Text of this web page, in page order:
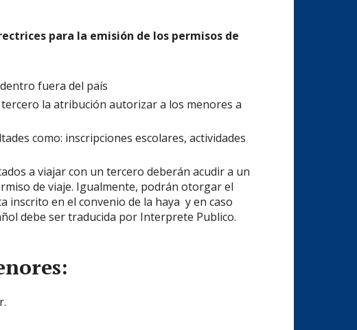
para la emisión de los permisos de
fuera del país
la atribución autorizar a los menores a
como: inscripciones escolares, actividades
a viajar con un tercero deberán acudir a un
de viaje. Igualmente, podrán otorgar el
en el convenio de la haya y en caso
debe ser traducida por Interprete Publico.